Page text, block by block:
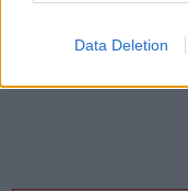
Data Deletion